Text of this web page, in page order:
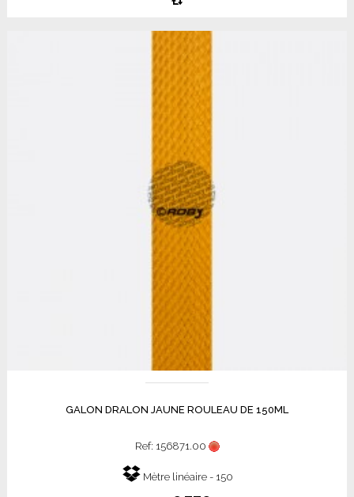
GALON DRALON JAUNE ROULEAU DE 150ML
Ref: 156871.00
Mètre linéaire - 150